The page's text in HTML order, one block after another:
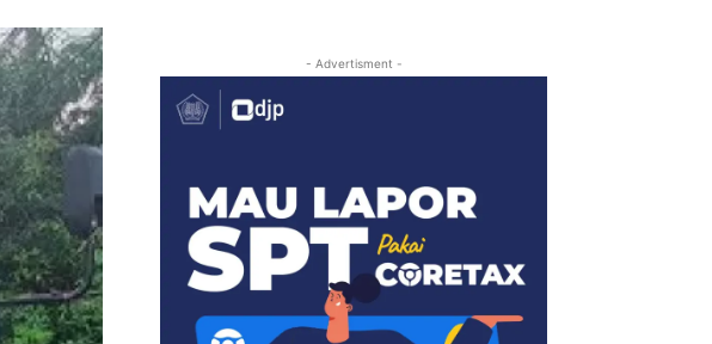
- Advertisment -